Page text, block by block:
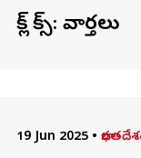
బ్లాక్ బాక్స్: వార్తలు
19 Jun 2025 •